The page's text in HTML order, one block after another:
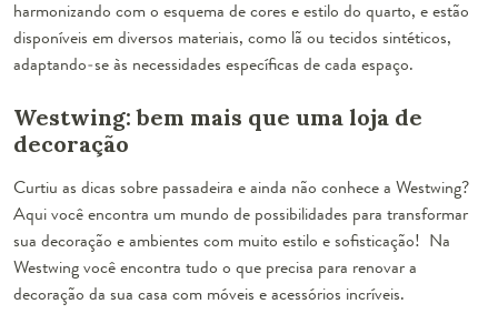
harmonizando com o esquema de cores e estilo do quarto, e estão
disponíveis em diversos materiais, como lã ou tecidos sintéticos,
adaptando-se às necessidades específicas de cada espaço.
Westwing: bem mais que uma loja de
decoração
Curtiu as dicas sobre passadeira e ainda não conhece a Westwing?
Aqui você encontra um mundo de possibilidades para transformar
sua decoração e ambientes com muito estilo e sofisticação! Na
Westwing você encontra tudo o que precisa para renovar a
decoração da sua casa com móveis e acessórios incríveis.